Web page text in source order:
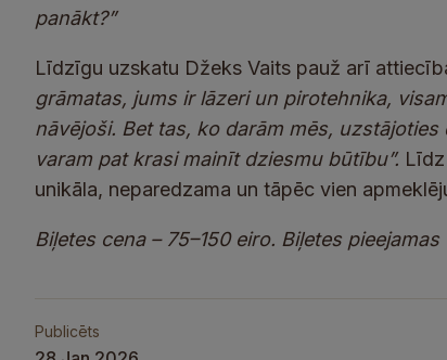
panākt?”
Līdzīgu uzskatu Džeks Vaits pauž arī
grāmatas, jums ir lāzeri un pirotehnika,
nāvējoši. Bet tas, ko darām mēs,
varam pat krasi mainīt dziesmu būtību”.
unikāla, neparedzama un tāpēc vien
Biļetes cena – 75–150 eiro. Biļetes
Publicēts